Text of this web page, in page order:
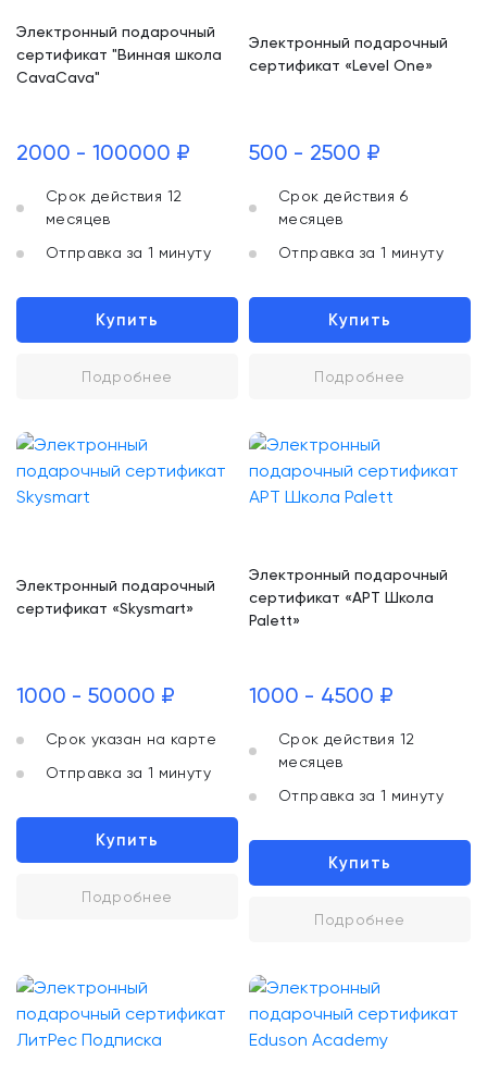
Электронный подарочный
сертификат "Винная школа
CavaCava"
2000 - 100000 ₽
Срок действия 12
месяцев
Отправка за 1 минуту
Купить
Подробнее
Электронный подарочный
сертификат «Level One»
500 - 2500 ₽
Срок действия 6
месяцев
Отправка за 1 минуту
Купить
Подробнее
Электронный подарочный
сертификат «Skysmart»
1000 - 50000 ₽
Срок указан на карте
Отправка за 1 минуту
Купить
Подробнее
Электронный подарочный
сертификат «АРТ Школа
Palett»
1000 - 4500 ₽
Срок действия 12
месяцев
Отправка за 1 минуту
Купить
Подробнее